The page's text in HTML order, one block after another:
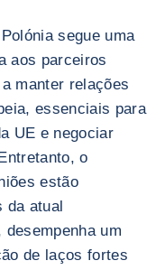
segue uma
aos parceiros
manter relações
essenciais para
UE e negociar
o
estão
da atual
um
de laços fortes